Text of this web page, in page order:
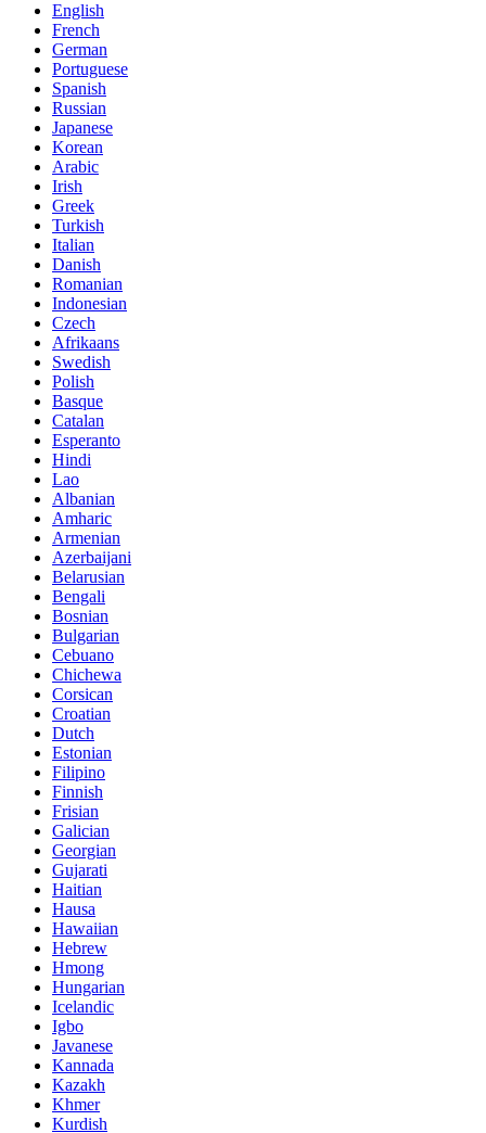
English
French
German
Portuguese
Spanish
Russian
Japanese
Korean
Arabic
Irish
Greek
Turkish
Italian
Danish
Romanian
Indonesian
Czech
Afrikaans
Swedish
Polish
Basque
Catalan
Esperanto
Hindi
Lao
Albanian
Amharic
Armenian
Azerbaijani
Belarusian
Bengali
Bosnian
Bulgarian
Cebuano
Chichewa
Corsican
Croatian
Dutch
Estonian
Filipino
Finnish
Frisian
Galician
Georgian
Gujarati
Haitian
Hausa
Hawaiian
Hebrew
Hmong
Hungarian
Icelandic
Igbo
Javanese
Kannada
Kazakh
Khmer
Kurdish